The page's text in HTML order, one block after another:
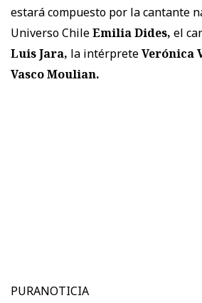
estará compuesto por la cantante
Universo ChileEmilia Dides, el
Luis Jara, la intérpreteVerónica
Vasco Moulian.
PURANOTICIA